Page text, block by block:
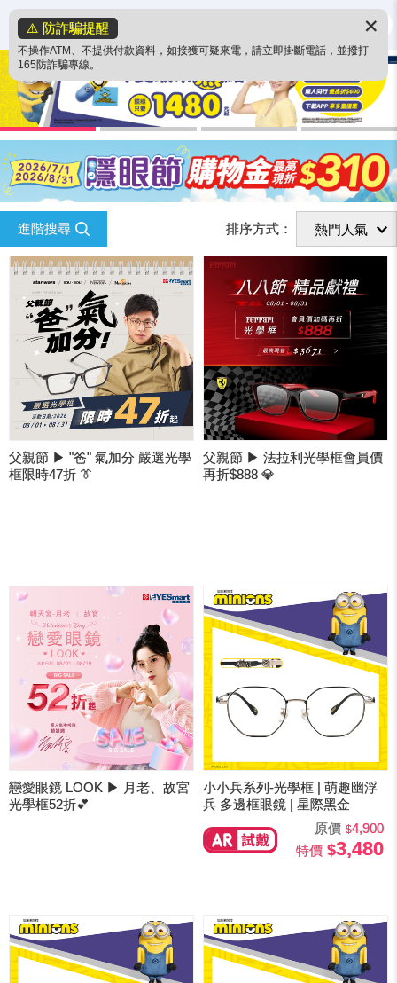
⚠️ 防詐騙提醒
不操作ATM、不提供付款資料，如接獲可疑來電，請立即掛斷電話，並撥打
165防詐騙專線。
✕
進階搜尋 排序方式：
父親節 ▶ "爸" 氣加分 嚴選光學
框限時47折 👔
父親節 ▶ 法拉利光學框會員價
再折$888 💎
戀愛眼鏡 LOOK ▶ 月老、故宮
光學框52折💕
小小兵系列-光學框 | 萌趣幽浮
兵 多邊框眼鏡 | 星際黑金
原價
4,900
特價
3,480